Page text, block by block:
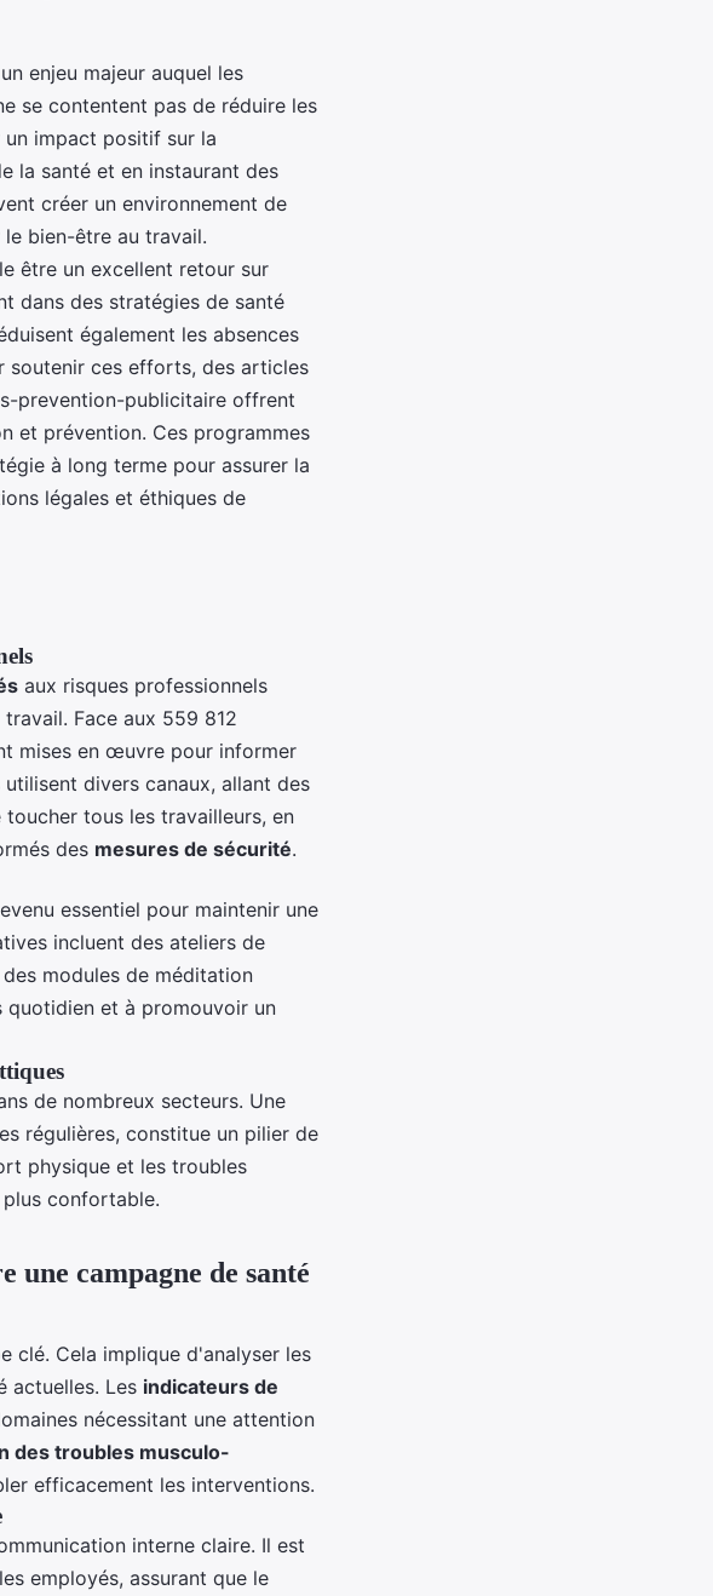
enjeu majeur auquel les
se contentent pas de réduire les
un impact positif sur la
la santé et en instaurant des
créer un environnement de
bien-être au travail.
être un excellent retour sur
dans des stratégies de santé
également les absences
soutenir ces efforts, des articles
prevention-publicitaire offrent
et prévention. Ces programmes
à long terme pour assurer la
légales et éthiques de
aux risques professionnels
Face aux 559 812
mises en œuvre pour informer
divers canaux, allant des
tous les travailleurs, en
des mesures de sécurité.
essentiel pour maintenir une
incluent des ateliers de
modules de méditation
quotidien et à promouvoir un
de nombreux secteurs. Une
régulières, constitue un pilier de
physique et les troubles
confortable.
campagne de santé
clé. Cela implique d'analyser les
actuelles. Les indicateurs de
nécessitant une attention
des troubles musculo-
efficacement les interventions.
interne claire. Il est
employés, assurant que le